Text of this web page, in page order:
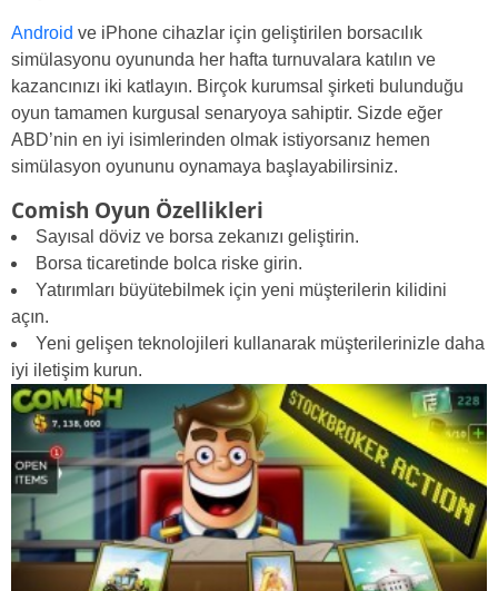
Android ve iPhone cihazlar için geliştirilen borsacılık
simülasyonu oyununda her hafta turnuvalara katılın ve
kazancınızı iki katlayın. Birçok kurumsal şirketi bulunduğu
oyun tamamen kurgusal senaryoya sahiptir. Sizde eğer
ABD’nin en iyi isimlerinden olmak istiyorsanız hemen
simülasyon oyununu oynamaya başlayabilirsiniz.
Comish Oyun Özellikleri
Sayısal döviz ve borsa zekanızı geliştirin.
Borsa ticaretinde bolca riske girin.
Yatırımları büyütebilmek için yeni müşterilerin kilidini
açın.
Yeni gelişen teknolojileri kullanarak müşterilerinizle daha
iyi iletişim kurun.